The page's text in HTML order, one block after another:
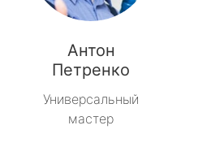
Антон
Петренко
Универсальный
мастер